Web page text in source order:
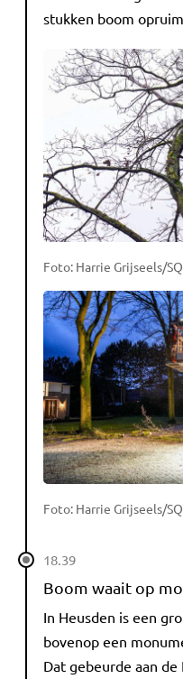
stukken boom
Foto: Harrie Grijseels/
Foto: Harrie Grijseels/
18.39
Boom waait op
In Heusden is een
bovenop een
Dat gebeurde aan